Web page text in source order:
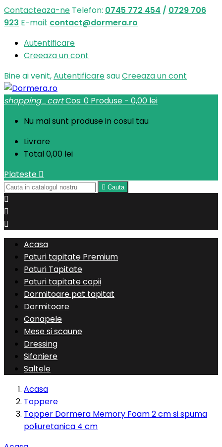
Contacteaza-ne Telefon: 0745 772 454 / 0729 706
923 E-mail: contact@dormera.ro
Autentificare
Creeaza un cont
Bine ai venit,AutentificaresauCreeaza un cont
shopping_cartCos: 0 Produse - 0,00 lei
Nu mai sunt produse in cosul tau
Livrare
Total0,00 lei
Plateste 
 Cauta



Acasa
Paturi tapitate Premium
Paturi Tapitate
Paturi tapitate copii
Dormitoare pat tapitat
Dormitoare
Canapele
Mese si scaune
Dressing
Sifoniere
Saltele
Acasa
Toppere
Topper Dormera Memory Foam 2 cm si spuma
poliuretanica 4 cm